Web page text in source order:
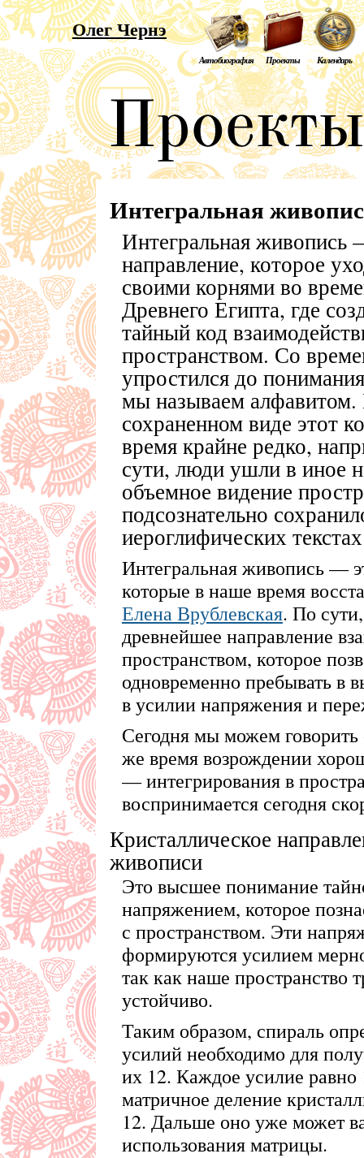
Олег Чернэ
Автобиография Проекты Календарь
Интегральная
Интегральная живопись
направление, которое
своими корнями во
Древнего Египта, где
тайный код
пространством. Со
упростился до
мы называем алфавитом.
сохраненном виде этот
время крайне редко,
сути, люди ушли в иное
объемное видение
подсознательно
иероглифических
Интегральная живопись —
которые в наше время
Елена Врублевская. По
древнейшее направление
пространством, которое
одновременно пребывать в
в усилии напряжения и
Сегодня мы можем говорить
же время возрождении
— интегрирования в
воспринимается сегодня
Кристаллическое
живописи
Это высшее понимание
напряжением, которое
с пространством. Эти
формируются усилием
так как наше пространство
устойчиво.
Таким образом, спираль
усилий необходимо для
их 12. Каждое усилие равно
матричное деление
12. Дальше оно уже может
использования матрицы.